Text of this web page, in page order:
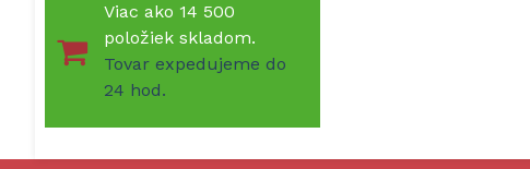
Viac ako 14 500
položiek skladom.
Tovar expedujeme do
24 hod.